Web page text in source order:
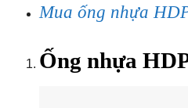
Mua ống nhựa
Ống nhựa